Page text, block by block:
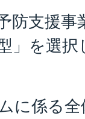
防支援事
」を選
に係る